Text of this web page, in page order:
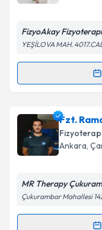
Kişisel
Metni'ni
FizyoAkay
YEŞİLOVA MAH.
Randevu
Fzt. Gülsüm
oluşturun. Size
takvim
Kişisel
Fzt.
Ankara,
MR Therapy
Çukurambar Mahallesi